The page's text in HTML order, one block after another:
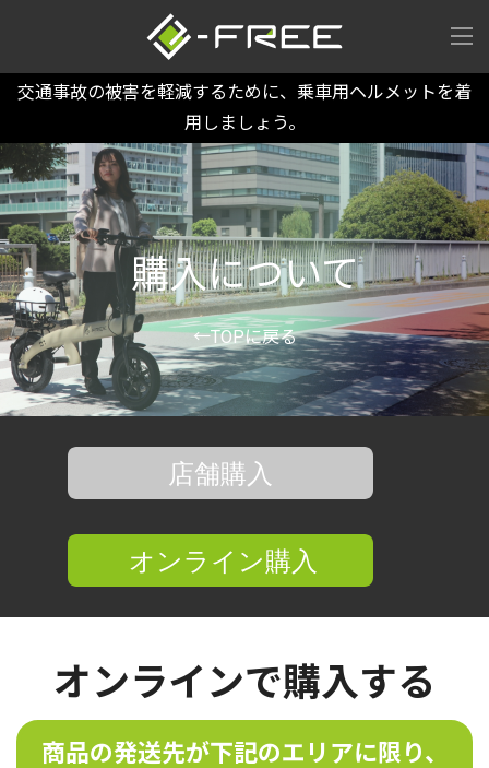
交通事故の被害を軽減するために、乗車用ヘルメットを着
用しましょう。
購入について
←TOPに戻る
オンラインで購入する
商品の発送先が下記のエリアに限り、